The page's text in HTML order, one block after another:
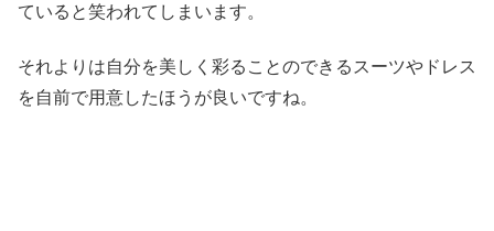
ていると笑われてしまいます。
それよりは自分を美しく彩ることのできるスーツやドレス
を自前で用意したほうが良いですね。